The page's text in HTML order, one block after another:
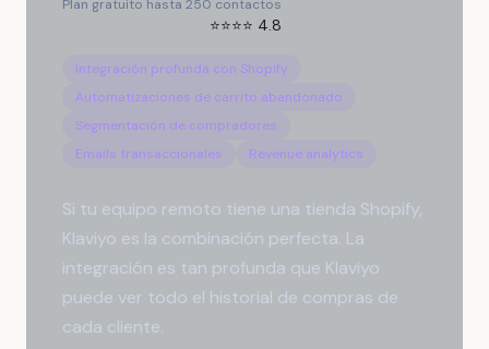
Plan gratuito hasta 250 contactos
⭐⭐⭐⭐ 4.8
Integración profunda con Shopify
Automatizaciones de carrito abandonado
Segmentación de compradores
Emails transaccionales
Revenue analytics
Si tu equipo remoto tiene una tienda Shopify,
Klaviyo es la combinación perfecta. La
integración es tan profunda que Klaviyo
puede ver todo el historial de compras de
cada cliente.